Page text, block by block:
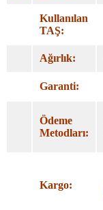
Kullanılan
TAŞ:
Ağırlık:
Garanti:
Ödeme
Metodları:
Kargo: